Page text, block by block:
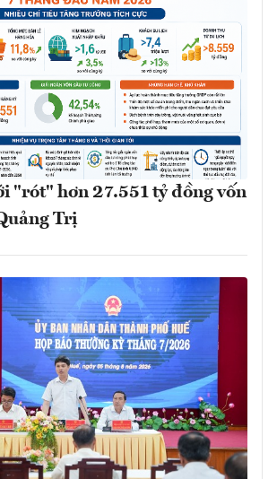
"rót" hơn 27.551 tỷ đồng vốn
Trị